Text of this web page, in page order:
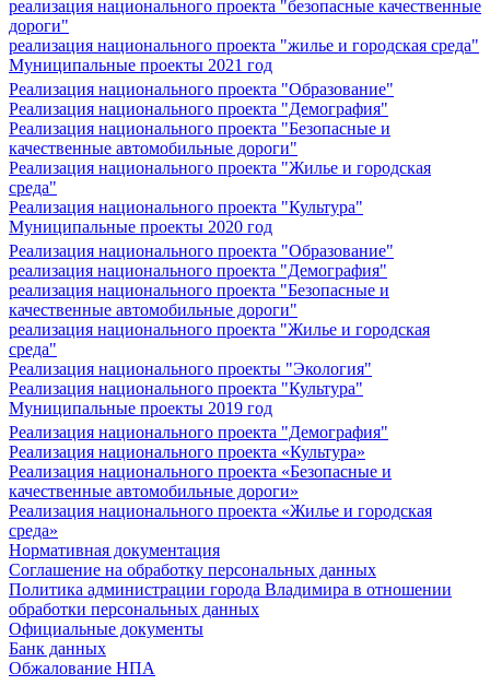
реализация национального проекта "безопасные качественные
дороги"
реализация национального проекта "жилье и городская среда"
Муниципальные проекты 2021 год
Реализация национального проекта "Образование"
Реализация национального проекта "Демография"
Реализация национального проекта "Безопасные и
качественные автомобильные дороги"
Реализация национального проекта "Жилье и городская
среда"
Реализация национального проекта "Культура"
Муниципальные проекты 2020 год
Реализация национального проекта "Образование"
реализация национального проекта "Демография"
реализация национального проекта "Безопасные и
качественные автомобильные дороги"
реализация национального проекта "Жилье и городская
среда"
Реализация национального проекты "Экология"
Реализация национального проекта "Культура"
Муниципальные проекты 2019 год
Реализация национального проекта "Демография"
Реализация национального проекта «Культура»
Реализация национального проекта «Безопасные и
качественные автомобильные дороги»
Реализация национального проекта «Жилье и городская
среда»
Нормативная документация
Соглашение на обработку персональных данных
Политика администрации города Владимира в отношении
обработки персональных данных
Официальные документы
Банк данных
Обжалование НПА